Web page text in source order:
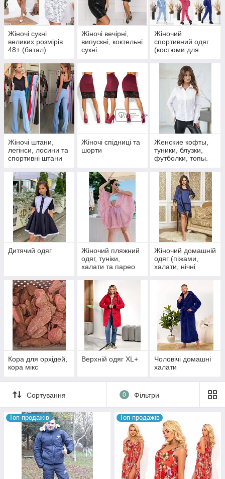
Жіночі сукні
великих розмірів
48+ (батал)
Жіночі вечірні,
випускні, коктельні
сукні.
Жіночий
спортивний одяг
(костюми для
костюми)
Жіночі штани,
легінси, лосини та
спортивні штани
Жіночі спідниці та
шорти
Женские кофты,
туники, блузки,
футболки, топы.
Дитячий одяг
Жіночий пляжний
одяг, туніки,
халати та парео
Жіночий домашній
одяг (піжами,
халати, нічні
комплекти)
Кора для орхідей,
кора мікс
Верхній одяг XL+
Чоловічі домашні
халати
Сортування 0 Фільтри
Топ продажів Топ продажів